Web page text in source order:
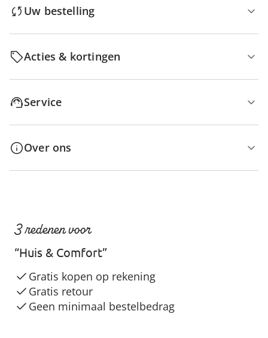
Uw bestelling
Acties & kortingen
Service
Over ons
3 redenen voor
“Huis & Comfort”
Gratis kopen op rekening
Gratis retour
Geen minimaal bestelbedrag